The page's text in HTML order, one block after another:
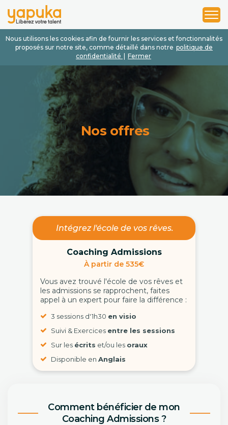
Nous utilisons les cookies afin de fournir les services et fonctionnalités
proposés sur notre site, comme détaillé dans notre politique de
confidentialité
Fermer
1
2
3
Nos offres
Intégrez l'école de vos rêves.
Coaching Admissions
À partir de 535€
Vous avez trouvé l'école de vos rêves et
les admissions se rapprochent, faites
appel à un expert pour faire la différence :
3 sessions d'1h30 en visio
Suivi & Exercices entre les sessions
Sur les écrits et/ou les oraux
Disponible en Anglais
Comment bénéficier de mon
Coaching Admissions ?